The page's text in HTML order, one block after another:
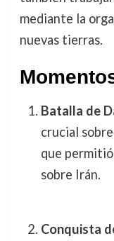
mediante la
nuevas tierras.
Batalla de
crucial
que
sobre Irán.
Conquista